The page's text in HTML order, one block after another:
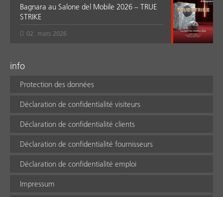
Bagnara au Salone del Mobile 2026 – TRUE
STRIKE
02. mars 2026
info
Protection des données
Déclaration de confidentialité visiteurs
Déclaration de confidentialité clients
Déclaration de confidentialité fournisseurs
Déclaration de confidentialité emploi
Impressum